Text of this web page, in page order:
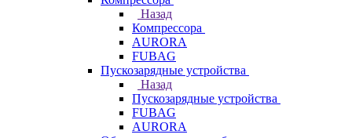
Назад
Компрессора
AURORA
FUBAG
Пускозарядные устройства
Назад
Пускозарядные устройства
FUBAG
AURORA